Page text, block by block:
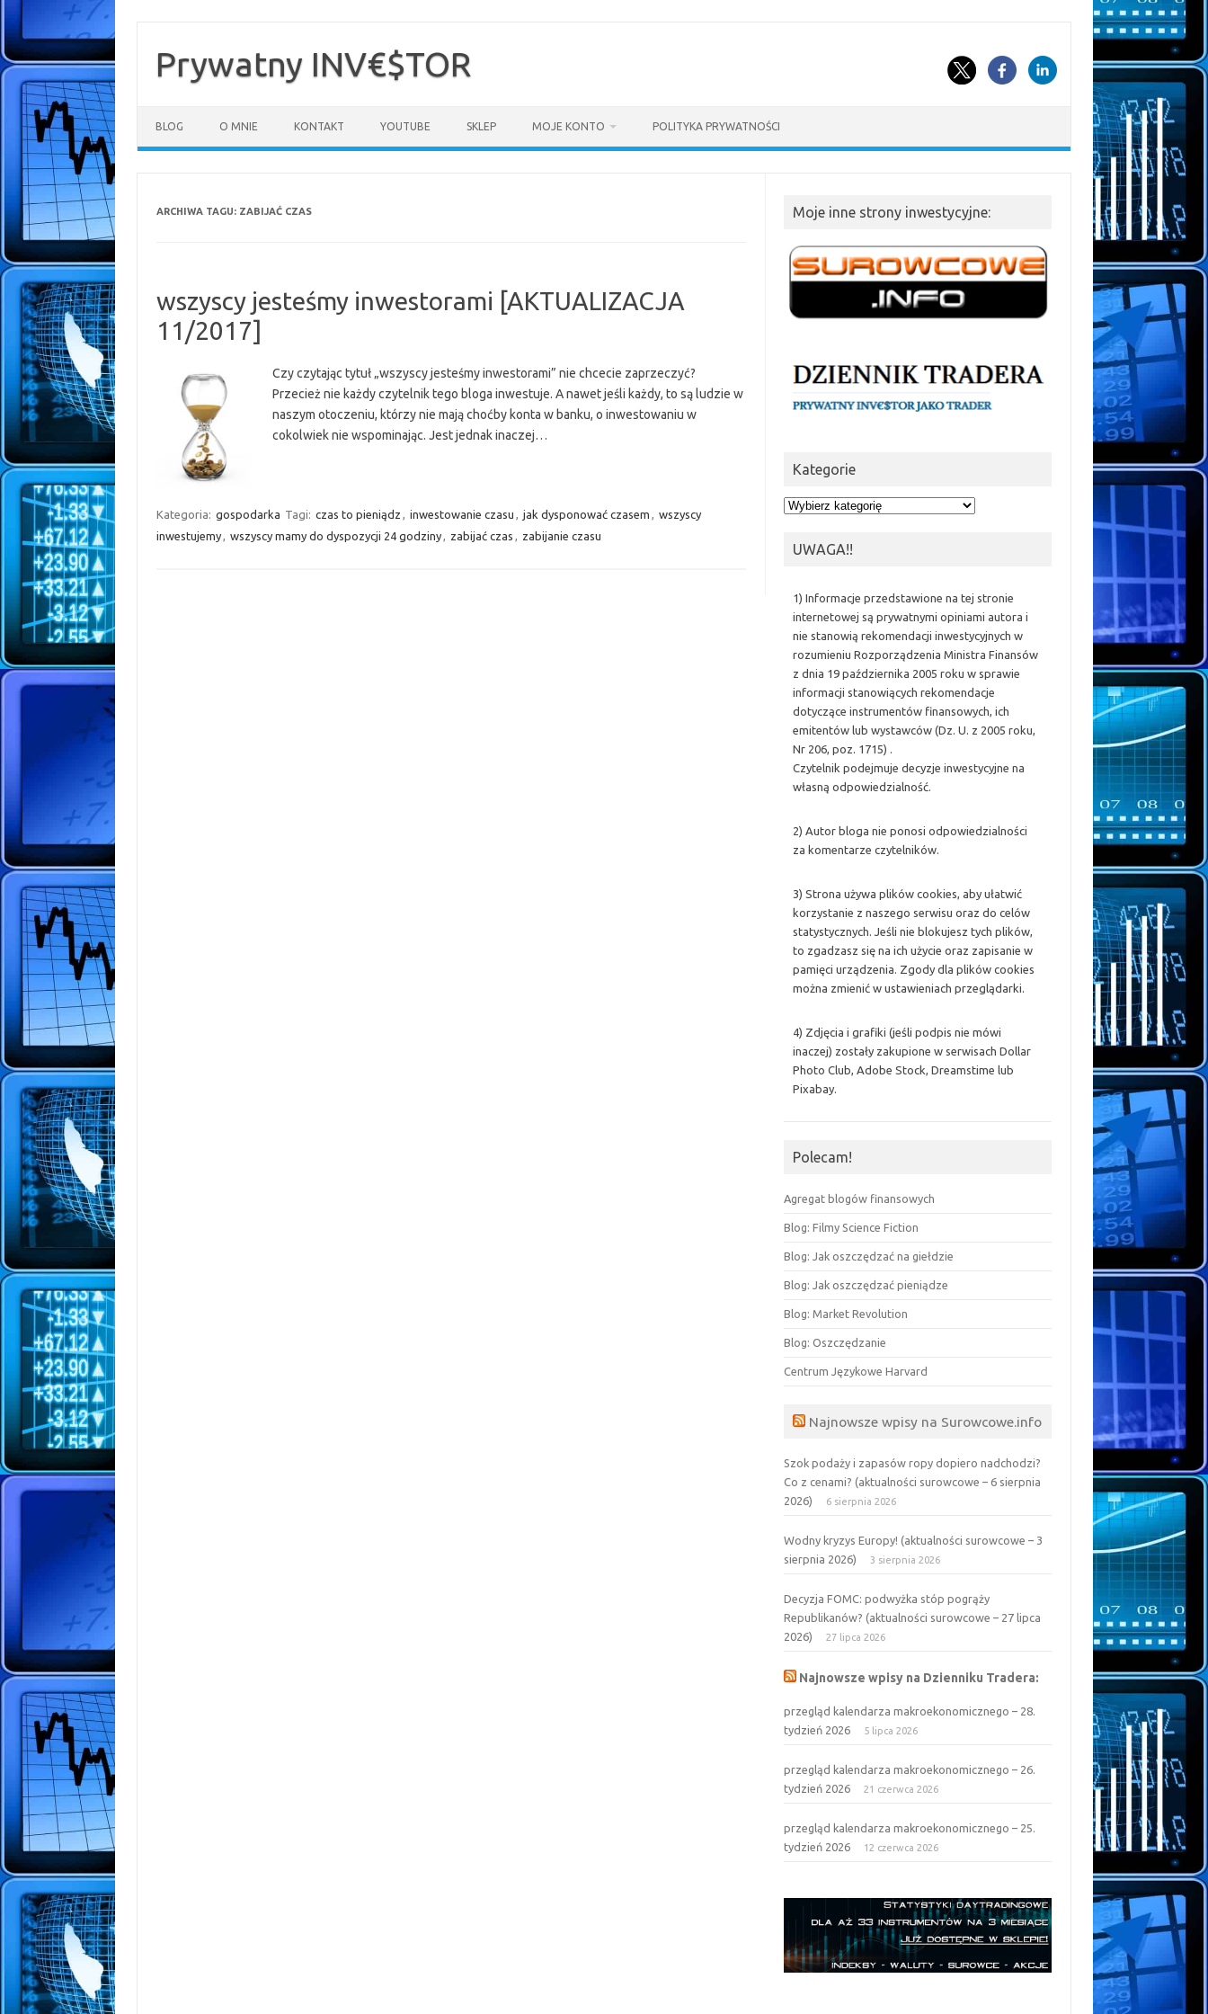
treściPrywatny INV€$TOR
BLOG O MNIE KONTAKT YOUTUBE SKLEP MOJE KONTO POLITYKA PRYWATNOŚCI
ARCHIWA TAGU: ZABIJAĆ CZAS
wszyscy jesteśmy inwestorami [AKTUALIZACJA
11/2017]
Czy czytając tytuł „wszyscy jesteśmy inwestorami” nie chcecie zaprzeczyć?
Przecież nie każdy czytelnik tego bloga inwestuje. A nawet jeśli każdy, to są ludzie w
naszym otoczeniu, którzy nie mają choćby konta w banku, o inwestowaniu w
cokolwiek nie wspominając. Jest jednak inaczej…
Kategoria: gospodarka Tagi: czas to pieniądz , inwestowanie czasu , jak dysponować czasem , wszyscy
inwestujemy, wszyscy mamy do dyspozycji 24 godziny, zabijać czas , zabijanie czasu
Moje inne strony inwestycyjne:
Kategorie
Kategorie
UWAGA!!
1) Informacje przedstawione na tej stronie
internetowej są prywatnymi opiniami autora i
nie stanowią rekomendacji inwestycyjnych w
rozumieniu Rozporządzenia Ministra Finansów
z dnia 19 października 2005 roku w sprawie
informacji stanowiących rekomendacje
dotyczące instrumentów finansowych, ich
emitentów lub wystawców (Dz. U. z 2005 roku,
Nr 206, poz. 1715) .
Czytelnik podejmuje decyzje inwestycyjne na
własną odpowiedzialność.
2) Autor bloga nie ponosi odpowiedzialności
za komentarze czytelników.
3) Strona używa plików cookies, aby ułatwić
korzystanie z naszego serwisu oraz do celów
statystycznych. Jeśli nie blokujesz tych plików,
to zgadzasz się na ich użycie oraz zapisanie w
pamięci urządzenia. Zgody dla plików cookies
można zmienić w ustawieniach przeglądarki.
4) Zdjęcia i grafiki (jeśli podpis nie mówi
inaczej) zostały zakupione w serwisach Dollar
Photo Club, Adobe Stock, Dreamstime lub
Pixabay.
Polecam!
Agregat blogów finansowych
Blog: Filmy Science Fiction
Blog: Jak oszczędzać na giełdzie
Blog: Jak oszczędzać pieniądze
Blog: Market Revolution
Blog: Oszczędzanie
Centrum Językowe Harvard
Najnowsze wpisy na Surowcowe.info
Szok podaży i zapasów ropy dopiero nadchodzi?
Co z cenami? (aktualności surowcowe – 6 sierpnia
2026)
6 sierpnia 2026
Wodny kryzys Europy! (aktualności surowcowe – 3
sierpnia 2026)
3 sierpnia 2026
Decyzja FOMC: podwyżka stóp pogrąży
Republikanów? (aktualności surowcowe – 27 lipca
2026)
27 lipca 2026
Najnowsze wpisy na Dzienniku Tradera:
przegląd kalendarza makroekonomicznego – 28.
tydzień 2026
5 lipca 2026
przegląd kalendarza makroekonomicznego – 26.
tydzień 2026
21 czerwca 2026
przegląd kalendarza makroekonomicznego – 25.
tydzień 2026
12 czerwca 2026